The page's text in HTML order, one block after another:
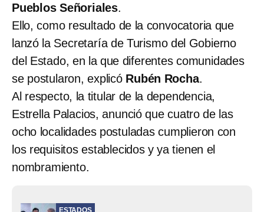
Pueblos Señoriales.
Ello, como resultado de la convocatoria que
lanzó la Secretaría de Turismo del Gobierno
del Estado, en la que diferentes comunidades
se postularon, explicó Rubén Rocha.
Al respecto, la titular de la dependencia,
Estrella Palacios, anunció que cuatro de las
ocho localidades postuladas cumplieron con
los requisitos establecidos y ya tienen el
nombramiento.
ESTADOS